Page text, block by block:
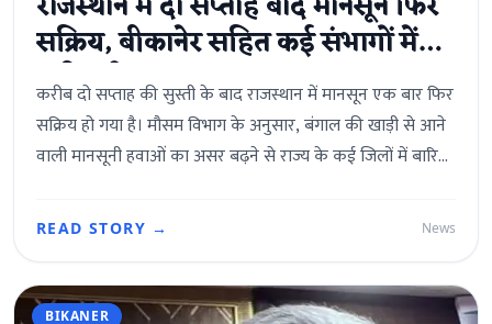
सक्रिय, बीकानेर सहित कई संभागों में
बारिश के आसार
करीब दो सप्ताह की सुस्ती के बाद राजस्थान में मानसून एक बार फिर
सक्रिय हो गया है। मौसम विभाग के अनुसार, बंगाल की खाड़ी से आने
वाली मानसूनी हवाओं का असर बढ़ने से राज्य के कई जिलों में बारिश
इलाकों में हल्की बूंदाबांदी हुई, जबकि बारां, कोटा और झालावाड़ में
21 और 22 जुलाई को कोटा, जयपुर, भरतपुर, अजमेर और बीकानेर
संभाग में बारिश की तीव्रता बढ़ सकती है। वहीं 23 से 27 जुलाई के
READ STORY → News
BIKANER